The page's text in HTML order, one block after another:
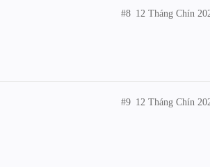
12 Tháng Chín
#8
12 Tháng Chín
#9